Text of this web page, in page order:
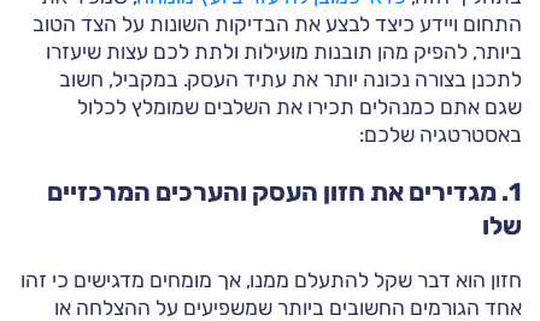
התחום ויידע כיצד לבצע את הבדיקות השונות על הצד הטוב
ביותר, להפיק מהן תובנות מועילות ולתת לכם עצות שיעזרו
לתכנן בצורה נכונה יותר את עתיד העסק. במקביל, חשוב
שגם אתם כמנהלים תכירו את השלבים שמומלץ לכלול
באסטרטגיה שלכם:
1. מגדירים את חזון העסק והערכים המרכזיים
שלו
חזון הוא דבר שקל להתעלם ממנו, אך מומחים מדגישים כי זהו
אחד הגורמים החשובים ביותר שמשפיעים על ההצלחה או